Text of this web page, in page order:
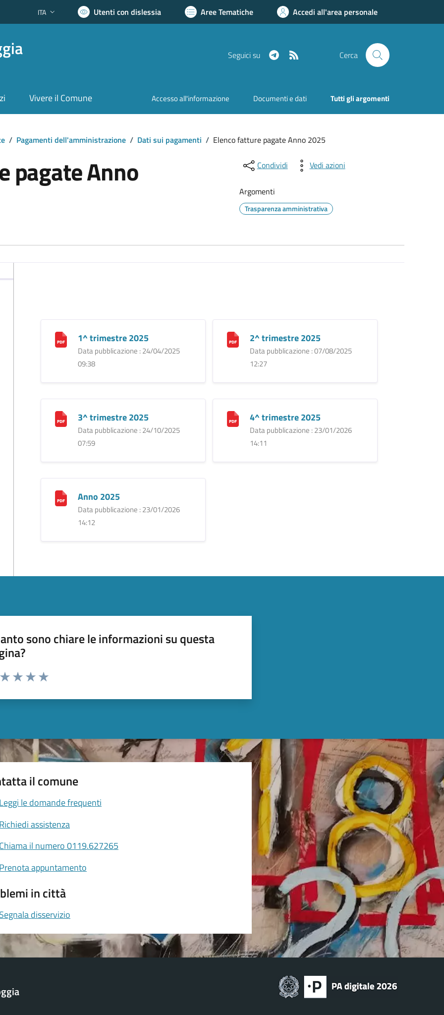
Lingua attiva:
ITA Utenti con dislessia Aree Tematiche Accedi all'area personale
Seguici su Telegram Cerca
Vivere il Comune Accesso all'informazione Documenti e dati Tutti gli argomenti
/ Pagamenti dell'amministrazione / Dati sui pagamenti / Elenco fatture pagate Anno 2025
pagate Anno Condividi Vedi azioni
Argomenti
Trasparenza amministrativa
1^ trimestre 2025
Data pubblicazione : 24/04/2025
09:38
2^ trimestre 2025
Data pubblicazione : 07/08/2025
12:27
3^ trimestre 2025
Data pubblicazione : 24/10/2025
07:59
4^ trimestre 2025
Data pubblicazione : 23/01/2026
14:11
Anno 2025
Data pubblicazione : 23/01/2026
14:12
sono chiare le informazioni su questa
da 1 a 5 stelle la pagina
il comune
Leggi le domande frequenti
Richiedi assistenza
Chiama il numero 0119.627265
Prenota appuntamento
in città
Segnala disservizio